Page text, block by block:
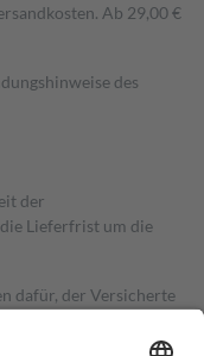
Ab 29,00 €
des
der
Lieferfrist um die
dafür, der Versicherte
Kosten der Leistung